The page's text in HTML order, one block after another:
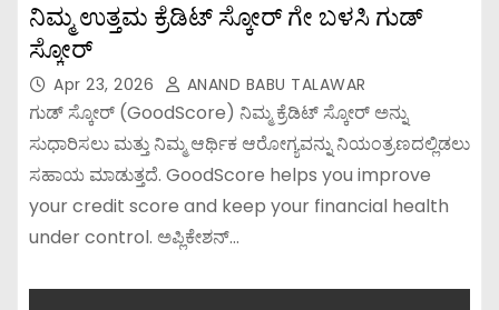
ನಿಮ್ಮ ಉತ್ತಮ ಕ್ರೆಡಿಟ್ ಸ್ಕೋರ್ ಗೇ ಬಳಸಿ ಗುಡ್
ಸ್ಕೋರ್
Apr 23, 2026 ANAND BABU TALAWAR
ಗುಡ್ ಸ್ಕೋರ್ (GoodScore) ನಿಮ್ಮ ಕ್ರೆಡಿಟ್ ಸ್ಕೋರ್ ಅನ್ನು
ಸುಧಾರಿಸಲು ಮತ್ತು ನಿಮ್ಮ ಆರ್ಥಿಕ ಆರೋಗ್ಯವನ್ನು ನಿಯಂತ್ರಣದಲ್ಲಿಡಲು
ಸಹಾಯ ಮಾಡುತ್ತದೆ. GoodScore helps you improve
your credit score and keep your financial health
under control. ಅಪ್ಲಿಕೇಶನ್…